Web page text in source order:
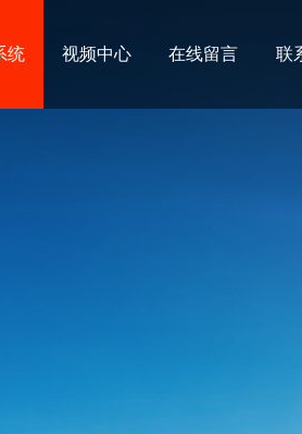
统 视频中心 在线留言 联